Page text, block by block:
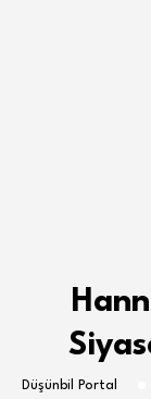
Düşünbil Portal